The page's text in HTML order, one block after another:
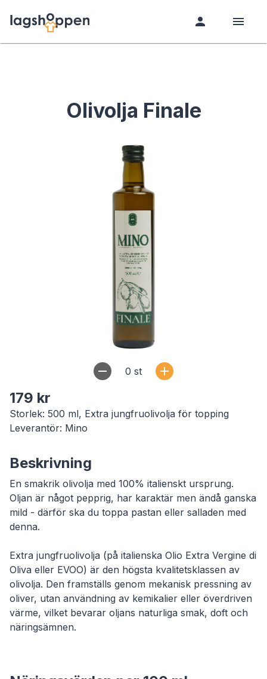
Olivolja Finale
0 st
179 kr
Storlek: 500 ml, Extra jungfruolivolja för topping
Leverantör: Mino
Beskrivning
En smakrik olivolja med 100% italienskt ursprung.
Oljan är något pepprig, har karaktär men ändå ganska
mild - därför ska du toppa pastan eller salladen med
denna.
Extra jungfruolivolja (på italienska Olio Extra Vergine di
Oliva eller EVOO) är den högsta kvalitetsklassen av
olivolja. Den framställs genom mekanisk pressning av
oliver, utan användning av kemikalier eller överdriven
värme, vilket bevarar oljans naturliga smak, doft och
näringsämnen.